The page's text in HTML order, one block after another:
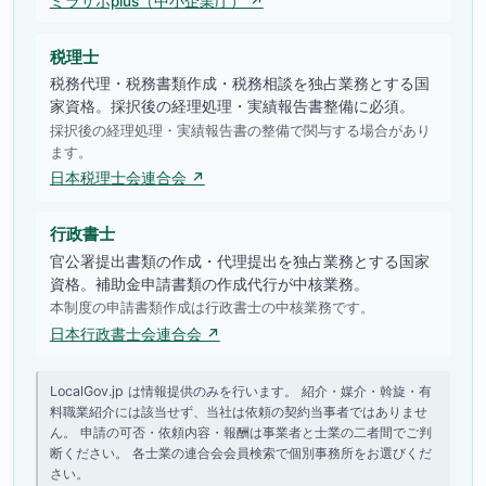
税理士
税務代理・税務書類作成・税務相談を独占業務とする国
家資格。採択後の経理処理・実績報告書整備に必須。
採択後の経理処理・実績報告書の整備で関与する場合があり
ます。
日本税理士会連合会 ↗
行政書士
官公署提出書類の作成・代理提出を独占業務とする国家
資格。補助金申請書類の作成代行が中核業務。
本制度の申請書類作成は行政書士の中核業務です。
日本行政書士会連合会 ↗
LocalGov.jp は情報提供のみを行います。 紹介・媒介・斡旋・有
料職業紹介には該当せず、当社は依頼の契約当事者ではありませ
ん。 申請の可否・依頼内容・報酬は事業者と士業の二者間でご判
断ください。 各士業の連合会会員検索で個別事務所をお選びくだ
さい。